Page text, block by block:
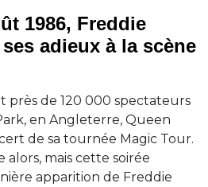
1986, Freddie
adieux à la scène
près de 120 000 spectateurs
en Angleterre, Queen
de sa tournée Magic Tour.
alors, mais cette soirée
apparition de Freddie